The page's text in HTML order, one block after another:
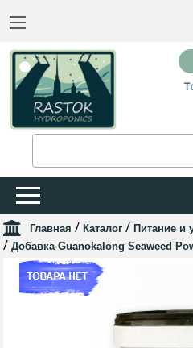
Главная / Каталог / Питание и
/ Добавка Guanokalong Seaweed